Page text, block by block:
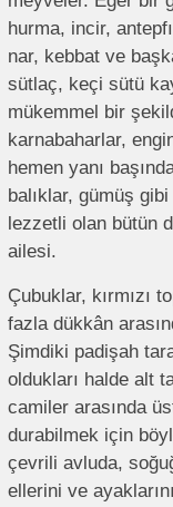
hurma, incir,
nar, kebbat ve
sütlaç, keçi sütü
mükemmel bir
karnabaharlar,
hemen yanı
balıklar, gümüş
lezzetli olan bütün
ailesi.
Çubuklar, kırmızı
fazla dükkân
Şimdiki padişah
oldukları halde alt
camiler arasında
durabilmek için
çevrili avluda,
ellerini ve